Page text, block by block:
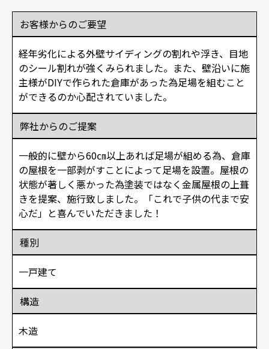
お客様からのご要望
経年劣化による外壁サイディングの割れや浮き、目地
のシール割れが強くみられました。また、壁沿いに施
主様がDIYで作られた倉庫があった為足場を組むこと
ができるのか心配されていました。
弊社からのご提案
一般的に壁から60㎝以上あれば足場が組める為、倉庫
の屋根を一部剥がすことによって足場を設置。屋根の
状態が著しく悪かった為塗装ではなく金属屋根の上葺
きを提案、施行致しました。「これで子供の代まで安
心だ」と喜んでいただきました！
種別
一戸建て
構造
木造